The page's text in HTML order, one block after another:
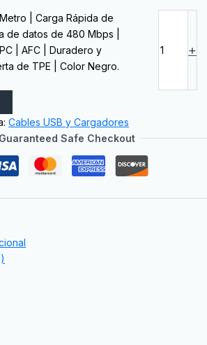
| Carga Rápida de
de datos de 480 Mbps |
| AFC | Duradero y
de TPE | Color Negro.
+
Cables USB y Cargadores
Guaranteed Safe Checkout